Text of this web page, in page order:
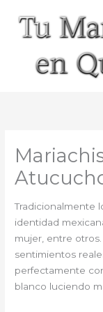
contenido
Tradicionalmente
identidad
mujer, entre
sentimientos
perfectamente
blanco luciendo